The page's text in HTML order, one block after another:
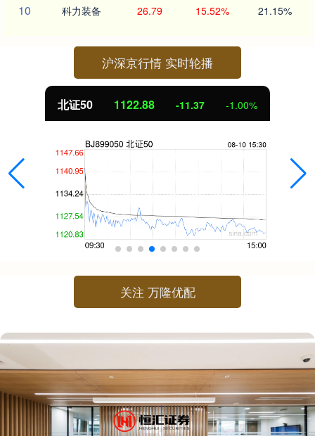
10 科力装备 26.79 15.52% 21.15%
沪深京行情 实时轮播
北证50 1122.88 -11.37 -1.00%
关注 万隆优配